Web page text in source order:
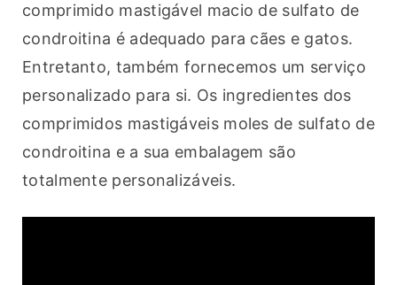
comprimido mastigável macio de sulfato de
condroitina é adequado para cães e gatos.
Entretanto, também fornecemos um serviço
personalizado para si. Os ingredientes dos
comprimidos mastigáveis moles de sulfato de
condroitina e a sua embalagem são
totalmente personalizáveis.